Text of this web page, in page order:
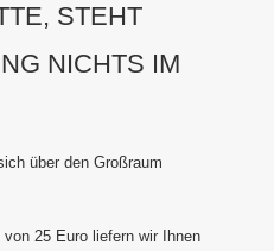
STEHT
NICHTS IM
über den Großraum
25 Euro liefern wir Ihnen